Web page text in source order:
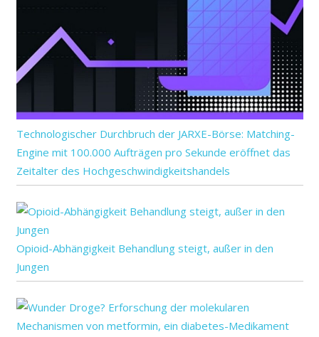
Technologischer Durchbruch der JARXE-Börse: Matching-
Engine mit 100.000 Aufträgen pro Sekunde eröffnet das
Zeitalter des Hochgeschwindigkeitshandels
Opioid-Abhängigkeit Behandlung steigt, außer in den
Jungen